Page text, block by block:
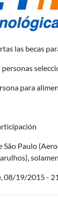
para participar
las becas
para
Paulo
08/19/2015 -